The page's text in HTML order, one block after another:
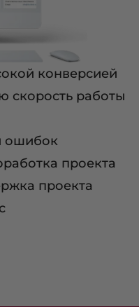
конверсией
скорость работы
ошибок
проекта
проекта